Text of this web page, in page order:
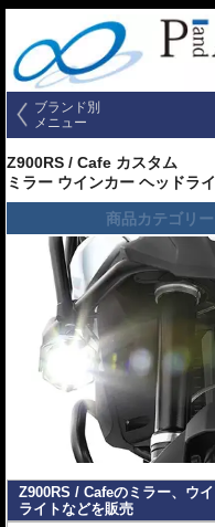
ブランド別
メニュー
Z900RS / Cafe カスタム
ミラー ウインカー ヘッドラ
商品カテゴリ
Z900RS / Cafeのミラー、ウ
ライトなどを販売